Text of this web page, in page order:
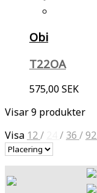
Obi
T22OA
575,00 SEK
Visar 9 produkter
Visa 12/ / 36 /92